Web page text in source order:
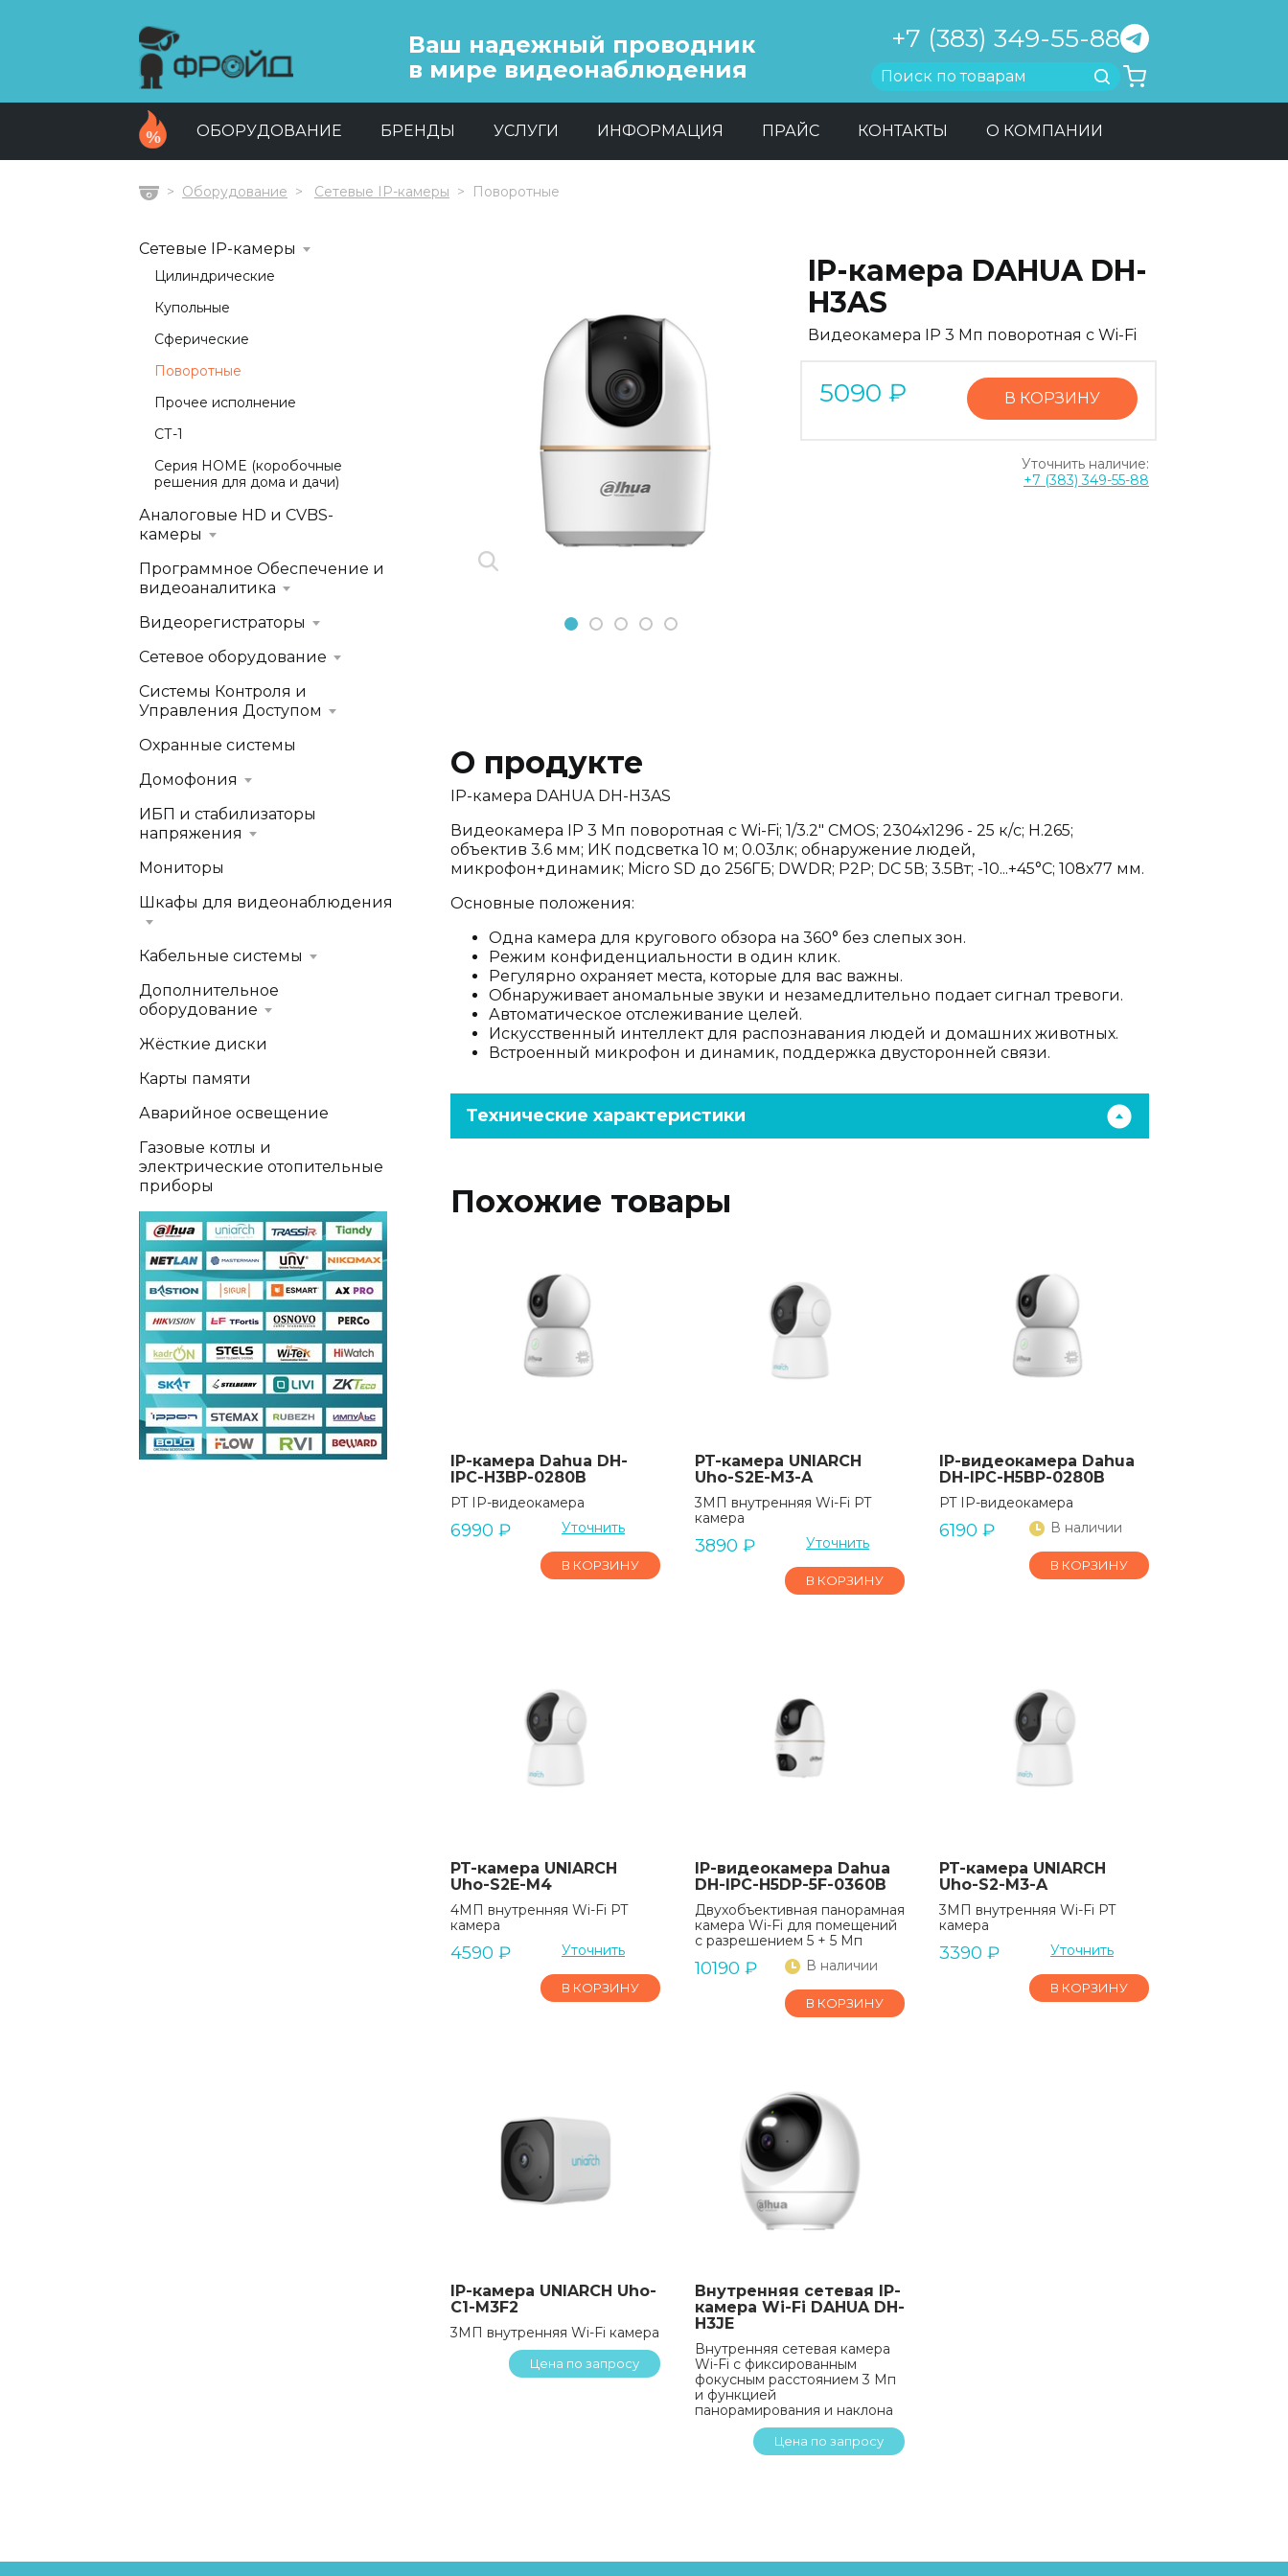
Ваш надежный проводник
в мире видеонаблюдения
+7 (383) 349-55-88
Найти
ОБОРУДОВАНИЕ БРЕНДЫ УСЛУГИ ИНФОРМАЦИЯ ПРАЙС КОНТАКТЫ О КОМПАНИИ
ГлавнаяОборудование Сетевые IP-камеры Поворотные
Previous
1 2 3 4 5
IP-камера DAHUA DH-
H3AS
Видеокамера IP 3 Мп поворотная с Wi-Fi
5090 ₽ В КОРЗИНУ
Уточнить наличие:
+7 (383) 349-55-88
О продукте
IP-камера DAHUA DH-H3AS
Видеокамера IP 3 Мп поворотная с Wi-Fi; 1/3.2" CMOS; 2304х1296 - 25 к/с; H.265;
объектив 3.6 мм; ИК подсветка 10 м; 0.03лк; обнаружение людей,
микрофон+динамик; Micro SD до 256ГБ; DWDR; P2P; DC 5В; 3.5Вт; -10...+45°C; 108х77 мм.
Основные положения:
Одна камера для кругового обзора на 360° без слепых зон.
Режим конфиденциальности в один клик.
Регулярно охраняет места, которые для вас важны.
Обнаруживает аномальные звуки и незамедлительно подает сигнал тревоги.
Автоматическое отслеживание целей.
Искусственный интеллект для распознавания людей и домашних животных.
Встроенный микрофон и динамик, поддержка двусторонней связи.
Технические характеристики
Похожие товары
IP-камера Dahua DH-
IPC-H3BP-0280B
PT IP-видеокамера
6990 ₽ Уточнить
В КОРЗИНУ
PT-камера UNIARCH
Uho-S2E-M3-A
3МП внутренняя Wi-Fi PT
камера
3890 ₽ Уточнить
В КОРЗИНУ
IP-видеокамера Dahua
DH-IPC-H5BP-0280B
PT IP-видеокамера
6190 ₽ В наличии
В КОРЗИНУ
PT-камера UNIARCH
Uho-S2E-M4
4МП внутренняя Wi-Fi PT
камера
4590 ₽ Уточнить
В КОРЗИНУ
IP-видеокамера Dahua
DH-IPC-H5DP-5F-0360B
Двухобъективная панорамная
камера Wi-Fi для помещений
с разрешением 5 + 5 Мп
10190 ₽ В наличии
В КОРЗИНУ
PT-камера UNIARCH
Uho-S2-M3-A
3МП внутренняя Wi-Fi PT
камера
3390 ₽ Уточнить
В КОРЗИНУ
IP-камера UNIARCH Uho-
C1-M3F2
3МП внутренняя Wi-Fi камера
Цена по запросу
Внутренняя сетевая IP-
камера Wi-Fi DAHUA DH-
H3JE
Внутренняя сетевая камера
Wi-Fi с фиксированным
фокусным расстоянием 3 Мп
и функцией
панорамирования и наклона
Цена по запросу
Сетевые IP-камеры
Цилиндрические
Купольные
Сферические
Поворотные
Прочее исполнение
СТ-1
Серия HOME (коробочные
решения для дома и дачи)
Аналоговые HD и CVBS-
камеры
Программное Обеспечение и
видеоаналитика
Видеорегистраторы
Сетевое оборудование
Системы Контроля и
Управления Доступом
Охранные системы
Домофония
ИБП и стабилизаторы
напряжения
Мониторы
Шкафы для видеонаблюдения
Кабельные системы
Дополнительное
оборудование
Жёсткие диски
Карты памяти
Аварийное освещение
Газовые котлы и
электрические отопительные
приборы